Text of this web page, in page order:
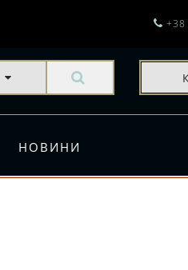
+38
НОВИНИ